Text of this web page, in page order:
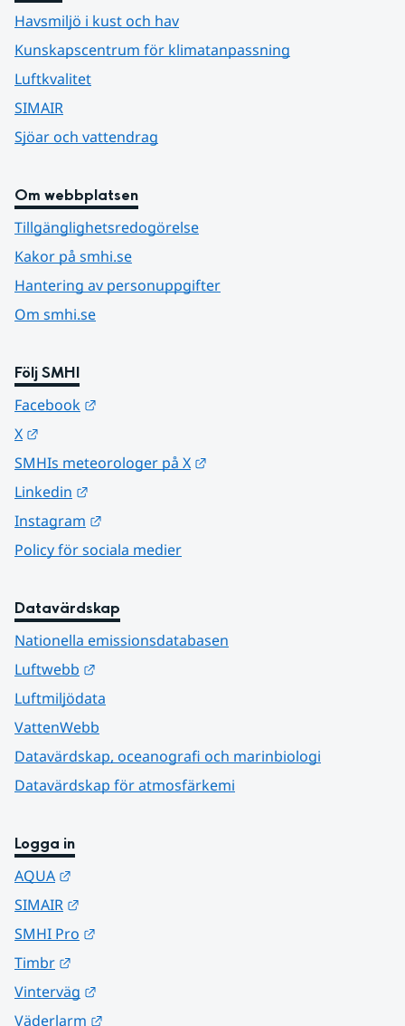
Havsmiljö i kust och hav
Kunskapscentrum för klimatanpassning
Luftkvalitet
SIMAIR
Sjöar och vattendrag
Om webbplatsen
Tillgänglighetsredogörelse
Kakor på smhi.se
Hantering av personuppgifter
Om smhi.se
Följ SMHI
Facebook
X
SMHIs meteorologer på X
Linkedin
Instagram
Policy för sociala medier
Datavärdskap
Nationella emissionsdatabasen
Luftwebb
Luftmiljödata
VattenWebb
Datavärdskap, oceanografi och marinbiologi
Datavärdskap för atmosfärkemi
Logga in
AQUA
SIMAIR
SMHI Pro
Timbr
Vinterväg
Väderlarm